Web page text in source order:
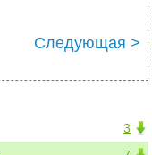
Следующая >
3